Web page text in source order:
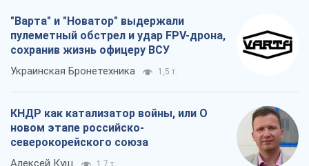
"Варта" и "Новатор" выдержали
пулеметный обстрел и удар FPV-дрона,
сохранив жизнь офицеру ВСУ
Украинская Бронетехника 1,5 т.
КНДР как катализатор войны, или О
новом этапе российско-
северокорейского союза
Алексей Кущ 1,7 т.